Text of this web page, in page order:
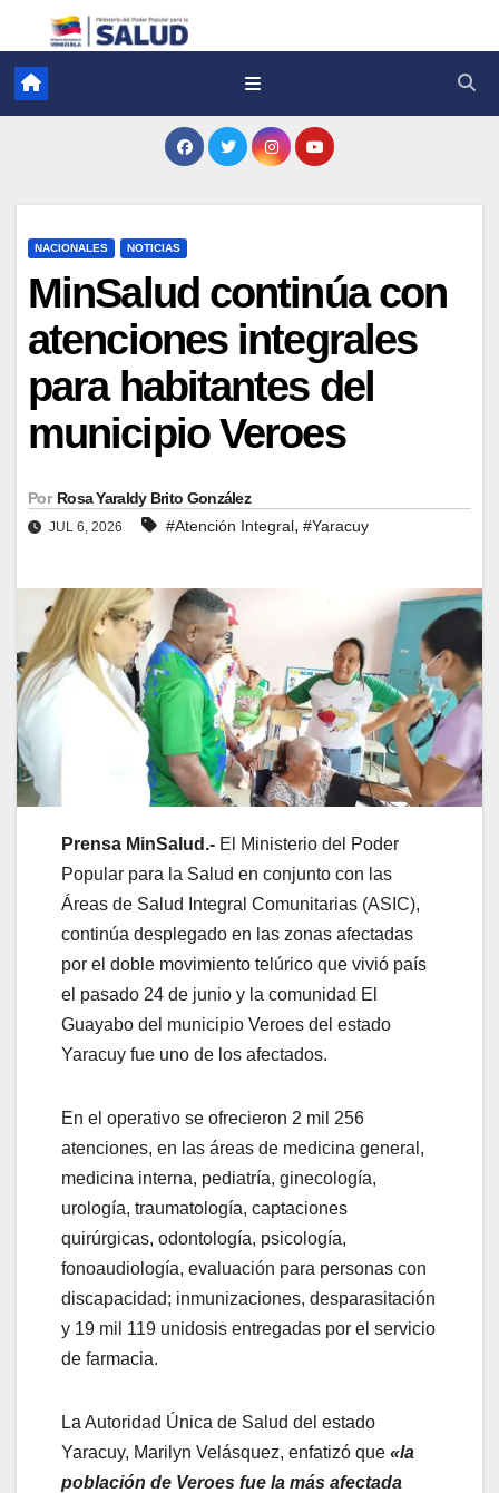
NACIONALES NOTICIAS
MinSalud continúa con
atenciones integrales
para habitantes del
municipio Veroes
Por Rosa Yaraldy Brito González
JUL 6, 2026 #Atención Integral, #Yaracuy
Prensa MinSalud.- El Ministerio del Poder
Popular para la Salud en conjunto con las
Áreas de Salud Integral Comunitarias (ASIC),
continúa desplegado en las zonas afectadas
por el doble movimiento telúrico que vivió país
el pasado 24 de junio y la comunidad El
Guayabo del municipio Veroes del estado
Yaracuy fue uno de los afectados.
En el operativo se ofrecieron 2 mil 256
atenciones, en las áreas de medicina general,
medicina interna, pediatría, ginecología,
urología, traumatología, captaciones
quirúrgicas, odontología, psicología,
fonoaudiología, evaluación para personas con
discapacidad; inmunizaciones, desparasitación
y 19 mil 119 unidosis entregadas por el servicio
de farmacia.
La Autoridad Única de Salud del estado
Yaracuy, Marilyn Velásquez, enfatizó que «la
población de Veroes fue la más afectada